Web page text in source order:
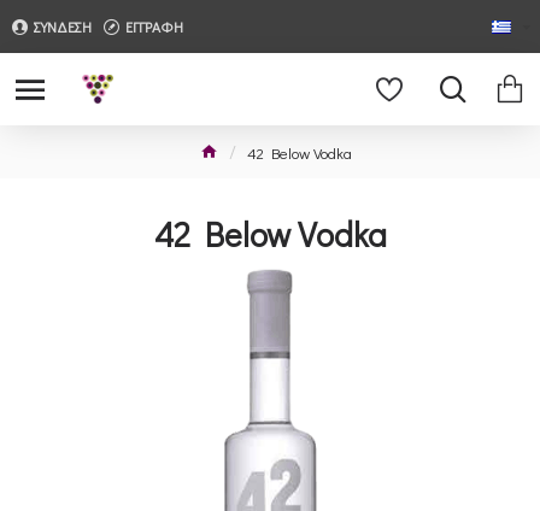
ΣΥΝΔΕΣΗ ΕΓΓΡΑΦΗ
42 Below Vodka
42 Below Vodka